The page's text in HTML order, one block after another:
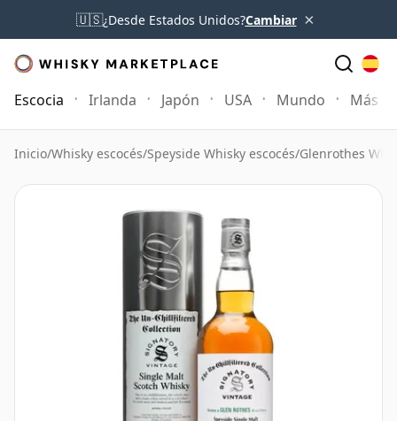
🇺🇸¿Desde Estados Unidos?Cambiar ×
Escocia Irlanda Japón USA Mundo Más
Inicio/Whisky escocés/Speyside Whisky escocés/Glenrothes